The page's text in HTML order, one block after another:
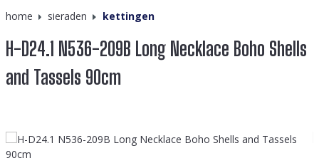
home sieraden kettingen
H-D24.1 N536-209B Long Necklace Boho Shells
and Tassels 90cm
Afbeeldingengalerij overslaan